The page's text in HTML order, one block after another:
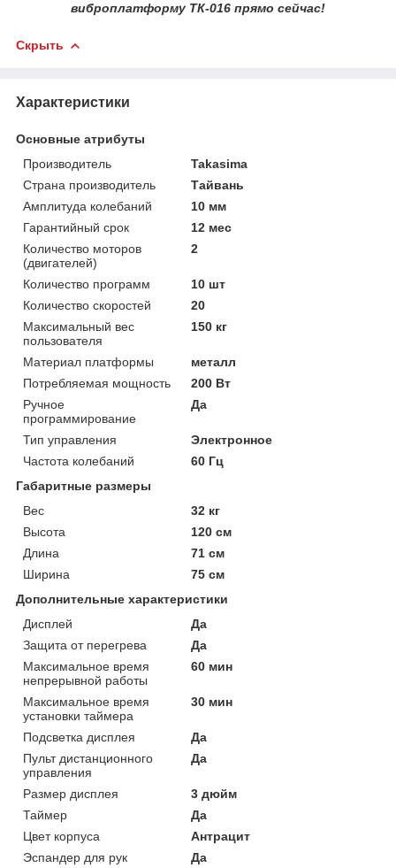
виброплатформу ТК-016 прямо сейчас!
Скрыть
Характеристики
Основные атрибуты
Производитель
Takasima
Страна производитель
Тайвань
Амплитуда колебаний
10 мм
Гарантийный срок
12 мес
Количество моторов
(двигателей)
2
Количество программ
10 шт
Количество скоростей
20
Максимальный вес
пользователя
150 кг
Материал платформы
металл
Потребляемая мощность
200 Вт
Ручное
программирование
Да
Тип управления
Электронное
Частота колебаний
60 Гц
Габаритные размеры
Вес
32 кг
Высота
120 см
Длина
71 см
Ширина
75 см
Дополнительные характеристики
Дисплей
Да
Защита от перегрева
Да
Максимальное время
непрерывной работы
60 мин
Максимальное время
установки таймера
30 мин
Подсветка дисплея
Да
Пульт дистанционного
управления
Да
Размер дисплея
3 дюйм
Таймер
Да
Цвет корпуса
Антрацит
Эспандер для рук
Да